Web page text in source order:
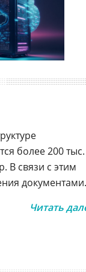
более 200 тыс.
В связи с этим
документами.
Читать